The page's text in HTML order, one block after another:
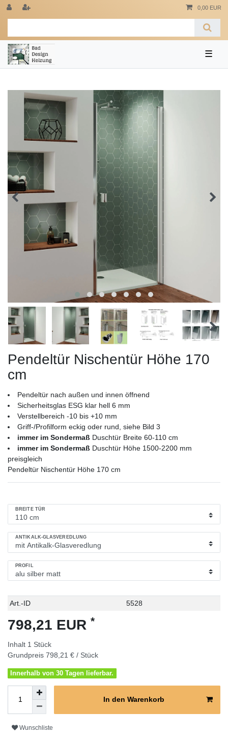
0,00 EUR
☰
Pendeltür Nischentür Höhe 170
cm
Pendeltür nach außen und innen öffnend
Sicherheitsglas ESG klar hell 6 mm
Verstellbereich -10 bis +10 mm
Griff-/Profilform eckig oder rund, siehe Bild 3
immer im Sondermaß Duschtür Breite 60-110 cm
immer im Sondermaß Duschtür Höhe 1500-2200 mm
preisgleich
Pendeltür Nischentür Höhe 170 cm
BREITE TÜR
ANTIKALK-GLASVEREDLUNG
PROFIL
Technisches
Wert
Art.-ID 5528
798,21 EUR *
Inhalt 1 Stück
Grundpreis 798,21 € / Stück
Innerhalb von 30 Tagen lieferbar.
In den Warenkorb
Wunschliste